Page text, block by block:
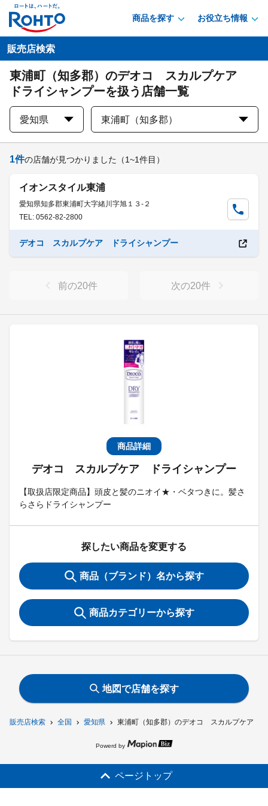
商品を探す お役立ち情報
販売店検索 全国 愛知県 東浦町（知多郡）のデオコ スカルプケア ド
販売店検索
東浦町（知多郡）のデオコ スカルプケア
ドライシャンプーを扱う店舗一覧
愛知県 東浦町（知多郡）
商品詳細
デオコ スカルプケア ドライシャンプー
【取扱店限定商品】頭皮と髪のニオイ★・ベタつきに。髪さ
らさらドライシャンプー
探したい商品を変更する
商品（ブランド）名から探す
商品カテゴリーから探す
1件の店舗が見つかりました （1~1件目）
イオンスタイル東浦
愛知県知多郡東浦町大字緒川字旭１３-２
TEL: 0562-82-2800
デオコ スカルプケア ドライシャンプー
前の20件 次の20件
地図で店舗を探す
Powerd by
ページトップ